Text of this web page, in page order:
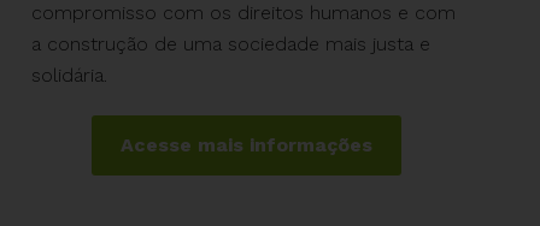
compromisso com os direitos humanos e com
a construção de uma sociedade mais justa e
solidária.
Acesse mais informações